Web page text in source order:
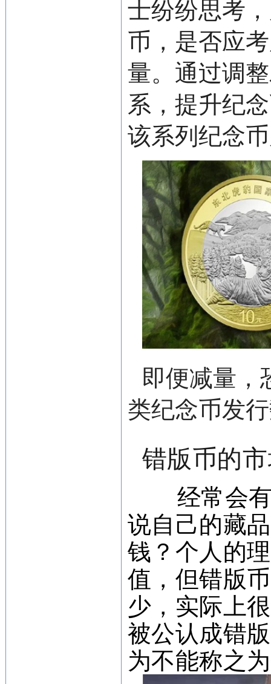
士纷纷思考
币，是否应
量。通过调
系，提升纪
该系列纪念
即便减量，
类纪念币发
错版币的
经常会
说自己的藏
钱？个人的
值，但错版
少，实际上
被公认成错
为不能称之